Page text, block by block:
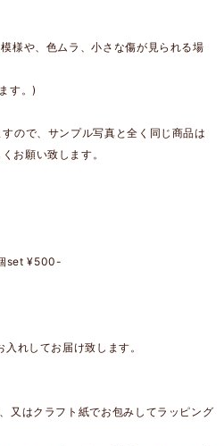
様や、色ムラ、小さな傷が見られる場
す。)
ので、サンプル写真と全く同じ商品は
お願い致します。
set ¥500-
れしてお届け致します。
又はクラフト紙でお包みしてラッピング